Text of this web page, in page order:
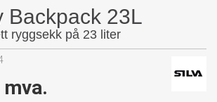
Backpack 23L
ryggsekk på 23 liter